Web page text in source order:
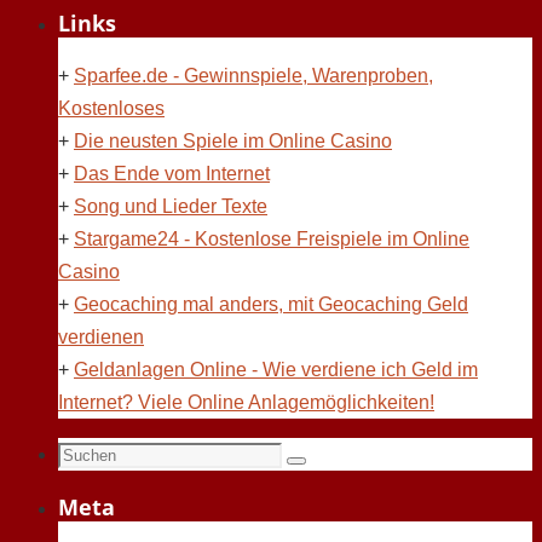
Links
+ Sparfee.de - Gewinnspiele, Warenproben,
Kostenloses
+ Die neusten Spiele im Online Casino
+ Das Ende vom Internet
+ Song und Lieder Texte
+ Stargame24 - Kostenlose Freispiele im Online
Casino
+ Geocaching mal anders, mit Geocaching Geld
verdienen
+ Geldanlagen Online - Wie verdiene ich Geld im
Internet? Viele Online Anlagemöglichkeiten!
Suchen
Suchen
Meta